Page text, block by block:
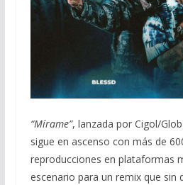
“Mírame”, lanzada por Cigol/
sigue en ascenso con más de
reproducciones en plataformas
escenario para un remix que sin